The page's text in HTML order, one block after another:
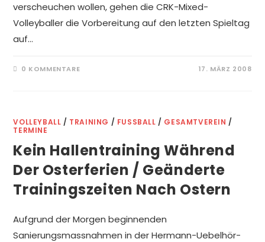
verscheuchen wollen, gehen die CRK-Mixed-
Volleyballer die Vorbereitung auf den letzten Spieltag
auf…
0 KOMMENTARE 17. MÄRZ 2008
VOLLEYBALL / TRAINING / FUSSBALL / GESAMTVEREIN /
TERMINE
Kein Hallentraining Während
Der Osterferien / Geänderte
Trainingszeiten Nach Ostern
Aufgrund der Morgen beginnenden
Sanierungsmassnahmen in der Hermann-Uebelhör-